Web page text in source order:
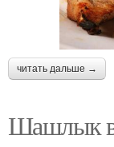
читать дальше →
Шашлык в